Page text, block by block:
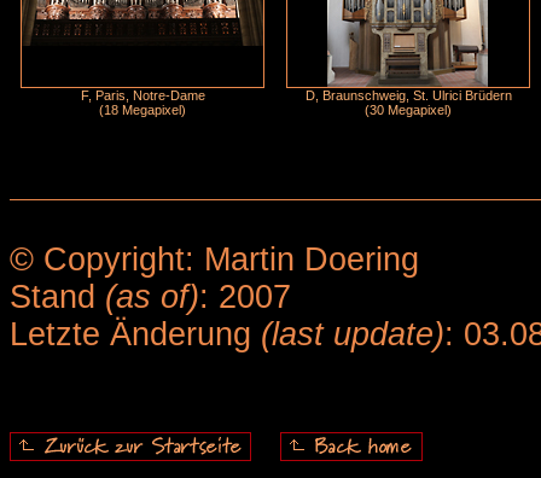
F, Paris, Notre-Dame
(18 Megapixel)
D, Braunschweig, St. Ulrici Brüdern
(30 Megapixel)
© Copyright: Martin Doering
Stand (as of): 2007
Letzte Änderung (last update):